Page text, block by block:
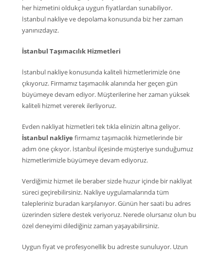
her hizmetini oldukça uygun fiyatlardan sunabiliyor.
İstanbul nakliye ve depolama konusunda biz her zaman
yanınızdayız.
İstanbul Taşımacılık Hizmetleri
İstanbul nakliye konusunda kaliteli hizmetlerimizle öne
çıkıyoruz. Firmamız taşımacılık alanında her geçen gün
büyümeye devam ediyor. Müşterilerine her zaman yüksek
kaliteli hizmet vererek ilerliyoruz.
Evden nakliyat hizmetleri tek tıkla elinizin altına geliyor.
İstanbul nakliye firmamız taşımacılık hizmetlerinde bir
adım öne çıkıyor. İstanbul ilçesinde müşteriye sunduğumuz
hizmetlerimizle büyümeye devam ediyoruz.
Verdiğimiz hizmet ile beraber sizde huzur içinde bir nakliyat
süreci geçirebilirsiniz. Nakliye uygulamalarında tüm
talepleriniz buradan karşılanıyor. Günün her saati bu adres
üzerinden sizlere destek veriyoruz. Nerede olursanız olun bu
özel deneyimi dilediğiniz zaman yaşayabilirsiniz.
Uygun fiyat ve profesyonellik bu adreste sunuluyor. Uzun